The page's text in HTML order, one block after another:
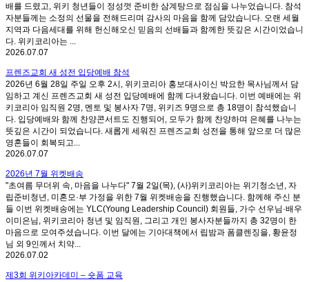
배를 드렸고, 위키 청년들이 정성껏 준비한 삼계탕으로 점심을 나누었습니다. 참석
자분들께는 소정의 선물을 전해드리며 감사의 마음을 함께 담았습니다. 오랜 세월
지역과 다음세대를 위해 헌신해오신 믿음의 선배들과 함께한 뜻깊은 시간이었습니
다. 위키코리아는 ...
2026.07.07
프렌즈교회 새 성전 입당예배 참석
2026년 6월 28일 주일 오후 2시, 위키코리아 홍보대사이신 박요한 목사님께서 담
임하고 계신 프렌즈교회 새 성전 입당예배에 함께 다녀왔습니다. 이번 예배에는 위
키코리아 임직원 2명, 멘토 및 봉사자 7명, 위키즈 9명으로 총 18명이 참석했습니
다. 입당예배와 함께 찬양콘서트도 진행되어, 모두가 함께 찬양하며 은혜를 나누는
뜻깊은 시간이 되었습니다. 새롭게 세워진 프렌즈교회 성전을 통해 앞으로 더 많은
영혼들이 회복되고...
2026.07.07
2026년 7월 위켓배송
"초여름 무더위 속, 마음을 나누다" 7월 2일(목), (사)위키코리아는 위기청소년, 자
립준비청년, 미혼모·부 가정을 위한 7월 위켓배송을 진행했습니다. 함께해 주신 분
들 이번 위켓배송에는 YLC(Young Leadership Council) 회원들, 가수 선우님·배우
이미은님, 위키코리아 청년 및 임직원, 그리고 개인 봉사자분들까지 총 32명이 한
마음으로 모여주셨습니다. 이번 달에는 기아대책에서 립밤과 폼클렌징을, 황윤정
님 외 9인께서 치약...
2026.07.02
제3회 위키아카데미 – 숏폼 교육